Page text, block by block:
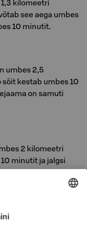
kilomeetri
see aega umbes
10 minutit.
umbes 2,5
kestab umbes 10
on samuti
2 kilomeetri
minutit ja jalgsi
samuti mugavalt
on umbes 4,5